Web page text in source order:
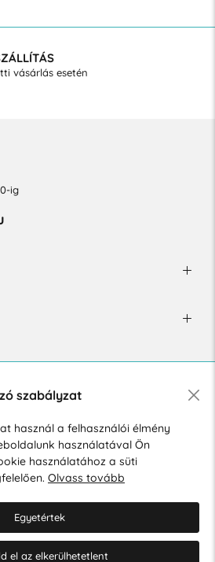
vásárlás esetén
ig
adatok marketing célú kezeléséhez.
vonatkozó szabályzat.
szabályzat
használ a felhasználói élmény
használatával Ön
használatához a süti
Olvass tovább
Egyetértek
el az elkerülhetetlent